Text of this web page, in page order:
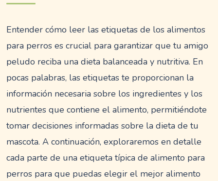
Entender cómo leer las etiquetas de los alimentos
para perros es crucial para garantizar que tu amigo
peludo reciba una dieta balanceada y nutritiva. En
pocas palabras, las etiquetas te proporcionan la
información necesaria sobre los ingredientes y los
nutrientes que contiene el alimento, permitiéndote
tomar decisiones informadas sobre la dieta de tu
mascota. A continuación, exploraremos en detalle
cada parte de una etiqueta típica de alimento para
perros para que puedas elegir el mejor alimento